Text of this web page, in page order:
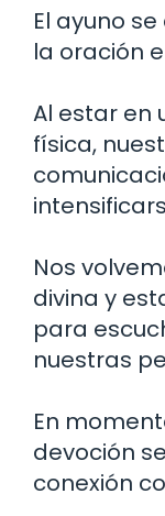
El ayuno
la oración
Al estar en
física,
Nos
divina y
para
nuestras
En
devoción
conexión